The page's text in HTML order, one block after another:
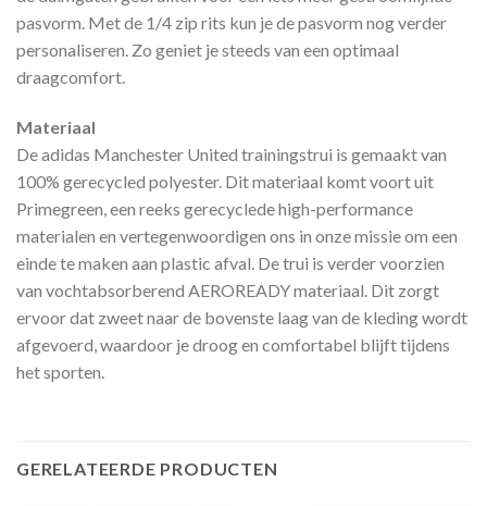
pasvorm. Met de 1/4 zip rits kun je de pasvorm nog verder
personaliseren. Zo geniet je steeds van een optimaal
draagcomfort.
Materiaal
De adidas Manchester United trainingstrui is gemaakt van
100% gerecycled polyester. Dit materiaal komt voort uit
Primegreen, een reeks gerecyclede high-performance
materialen en vertegenwoordigen ons in onze missie om een
einde te maken aan plastic afval. De trui is verder voorzien
van vochtabsorberend AEROREADY materiaal. Dit zorgt
ervoor dat zweet naar de bovenste laag van de kleding wordt
afgevoerd, waardoor je droog en comfortabel blijft tijdens
het sporten.
GERELATEERDE PRODUCTEN